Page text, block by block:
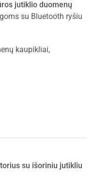
jutiklio duomenų
su Bluetooth ryšiu
kaupikliai,
su išoriniu jutikliu